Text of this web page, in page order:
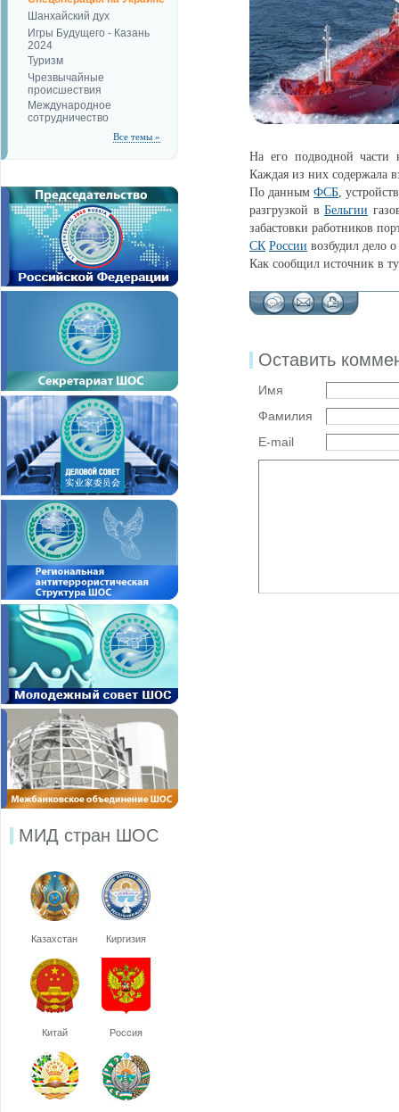
Шанхайский дух
Игры Будущего - Казань
2024
Туризм
Чрезвычайные
происшествия
Международное
сотрудничество
Все темы »
МИД стран ШОС
Казахстан Киргизия
Китай Россия
На его подводной части
Каждая из них содержала
По данным ФСБ,
разгрузкой в Бельгии
забастовки работников
СК России возбудил дело
Как сообщил источник в
Оставить
Имя
Фамилия
E-mail